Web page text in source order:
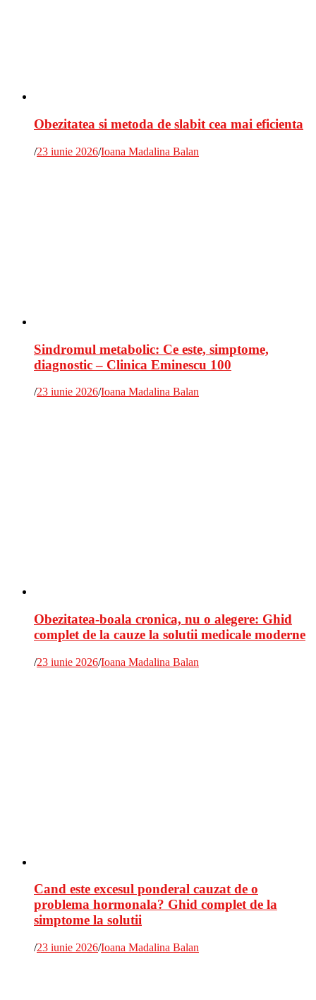
Obezitatea si metoda de slabit cea mai eficienta
/23 iunie 2026/Ioana Madalina Balan
Sindromul metabolic: Ce este, simptome,
diagnostic – Clinica Eminescu 100
/23 iunie 2026/Ioana Madalina Balan
Obezitatea-boala cronica, nu o alegere: Ghid
complet de la cauze la solutii medicale moderne
/23 iunie 2026/Ioana Madalina Balan
Cand este excesul ponderal cauzat de o
problema hormonala? Ghid complet de la
simptome la solutii
/23 iunie 2026/Ioana Madalina Balan